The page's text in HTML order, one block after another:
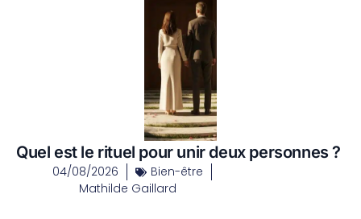
Quel est le rituel pour unir deux personnes ?
04/08/2026
Bien-être
Mathilde Gaillard